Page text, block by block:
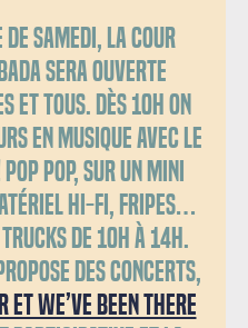
samedi, la cour
sera ouverte
tous. Dès 10h on
en musique avec le
Pop,sur un mini
hi-fi, fripes…
de 10h à 14h.
des concerts,
We’ve Been There